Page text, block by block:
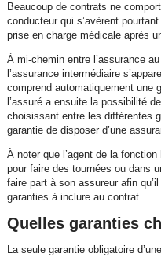
Beaucoup de contrats ne
conducteur qui s’avèrent
prise en charge médicale après
À mi-chemin entre l’assurance
l’assurance intermédiaire
comprend automatiquement une
l’assuré a ensuite la possibilité
choisissant entre les différentes
garantie de disposer d’une
À noter que l’agent de la
pour faire des tournées ou dans
faire part à son assureur afin
garanties à inclure au contrat.
Quelles garanties
La seule garantie obligatoire